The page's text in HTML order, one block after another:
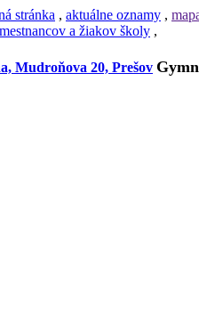
stránka , aktuálne oznamy ,
a žiakov školy ,